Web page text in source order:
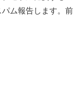
ム報告します。前